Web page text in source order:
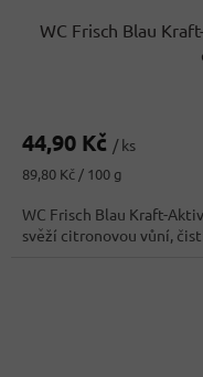
WC Frisch Blau
44,90 Kč / ks
Měrná
89,80 Kč / 100 g
WC Frisch Blau Kraft-
svěží citronovou vůní,